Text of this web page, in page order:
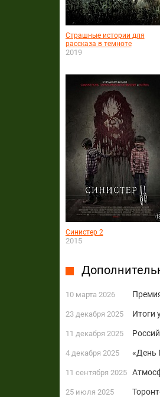
Страшные истории для
рассказа в темноте
2019
Синистер 2
2015
10 марта 2026
23 декабря 2025 Итоги
11 декабря 2025
4 декабря 2025 «День
11 сентября 2025
25 июля 2025